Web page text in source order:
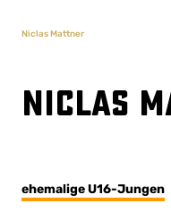
Niclas Mattner
Niclas
ehemalige U16-Jungen